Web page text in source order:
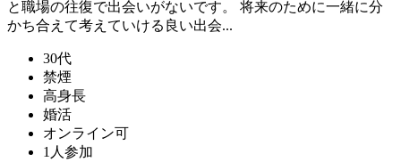
と職場の往復で出会いがないです。 将来のために一緒に分
かち合えて考えていける良い出会...
30代
禁煙
高身長
婚活
オンライン可
1人参加